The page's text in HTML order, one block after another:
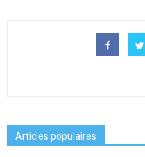
Articles populaires